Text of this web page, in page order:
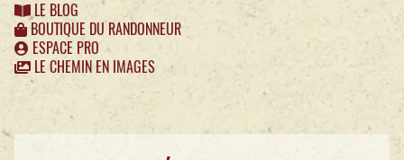
LE BLOG
BOUTIQUE DU RANDONNEUR
ESPACE PRO
LE CHEMIN EN IMAGES